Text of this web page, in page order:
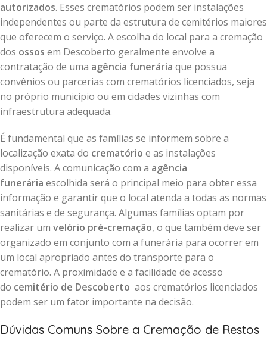
autorizados. Esses crematórios podem ser instalações
independentes ou parte da estrutura de cemitérios maiores
que oferecem o serviço. A escolha do local para a cremação
dos ossos em Descoberto geralmente envolve a
contratação de uma agência funerária que possua
convênios ou parcerias com crematórios licenciados, seja
no próprio município ou em cidades vizinhas com
infraestrutura adequada.
É fundamental que as famílias se informem sobre a
localização exata do crematório e as instalações
disponíveis. A comunicação com a agência
funerária escolhida será o principal meio para obter essa
informação e garantir que o local atenda a todas as normas
sanitárias e de segurança. Algumas famílias optam por
realizar um velório pré-cremação, o que também deve ser
organizado em conjunto com a funerária para ocorrer em
um local apropriado antes do transporte para o
crematório. A proximidade e a facilidade de acesso
do cemitério de Descoberto aos crematórios licenciados
podem ser um fator importante na decisão.
Dúvidas Comuns Sobre a Cremação de Restos